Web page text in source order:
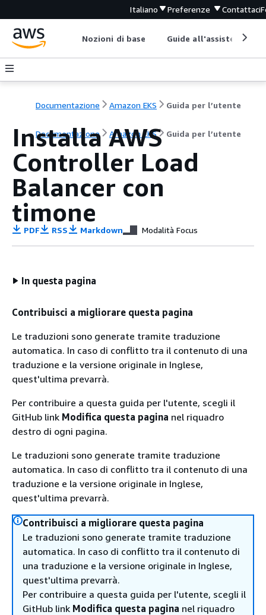
Italiano Preferenze Contattaci
Nozioni di base Guide all'assistenza
Documentazione Amazon EKS Guida per l’utente
Documentazione Amazon EKS Guida per l’utente
Installa AWS
Controller Load
Balancer con
timone
PDF RSS Markdown Modalità Focus
In questa pagina
Contribuisci a migliorare questa pagina
Le traduzioni sono generate tramite traduzione
automatica. In caso di conflitto tra il contenuto di una
traduzione e la versione originale in Inglese,
quest'ultima prevarrà.
Per contribuire a questa guida per l'utente, scegli il
GitHub link Modifica questa pagina nel riquadro
destro di ogni pagina.
Le traduzioni sono generate tramite traduzione
automatica. In caso di conflitto tra il contenuto di una
traduzione e la versione originale in Inglese,
quest'ultima prevarrà.
Contribuisci a migliorare questa pagina
Le traduzioni sono generate tramite traduzione
automatica. In caso di conflitto tra il contenuto di
una traduzione e la versione originale in Inglese,
quest'ultima prevarrà.
Per contribuire a questa guida per l'utente, scegli il
GitHub link Modifica questa pagina nel riquadro